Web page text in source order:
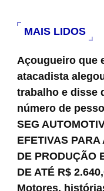
MAIS LIDOS
Açougueiro que
atacadista
trabalho e disse
número de
SEG
EFETIVAS
DE PRODUÇÃO
DE ATÉ R$
Motores,